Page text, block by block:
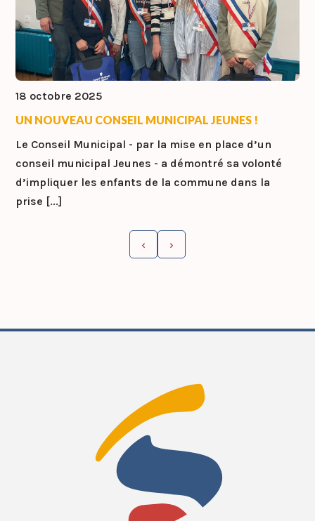
18 octobre 2025
UN NOUVEAU CONSEIL MUNICIPAL JEUNES !
Le Conseil Municipal - par la mise en place d’un
conseil municipal Jeunes - a démontré sa volonté
d’impliquer les enfants de la commune dans la
prise [...]
‹ ›